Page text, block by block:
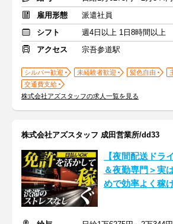
雇用形態
派遣社員
シフト
週4日以上 1日8時間以上
アクセス
宗吾参道駅
シルバー歓迎 未経験者歓迎 髪色自由
交通費支給
株式会社アズスタッフの求人一覧を見る
株式会社アズスタッフ 成田営業所/dd33
【夜間配送ドラ
＆夜勤専門＞実
めで効率よく稼